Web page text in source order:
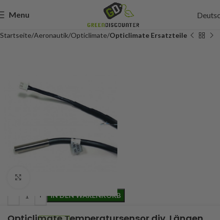
Menu
Startseite Aeronautik Opticlimate Opticlimate Ersatzteile
43,95
IN DEN WARENKORB